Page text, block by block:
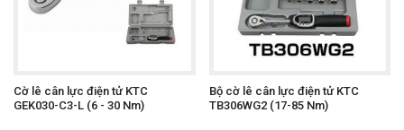
Cờ lê cân lực điện tử KTC
GEK030-C3-L (6 - 30 Nm)
Bộ cờ lê cân lực điện tử KTC
TB306WG2 (17-85 Nm)